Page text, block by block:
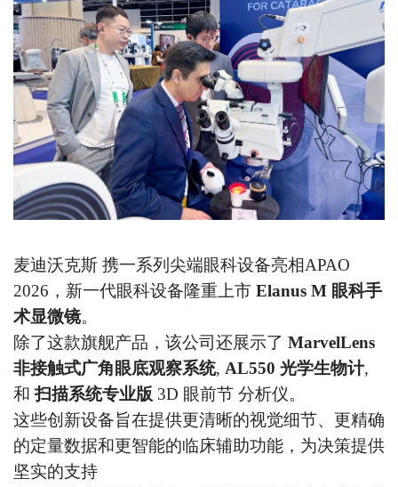
麦迪沃克斯 携一系列尖端眼科设备亮相APAO
2026，新一代眼科设备隆重上市 Elanus M 眼科手
术显微镜。
除了这款旗舰产品，该公司还展示了 MarvelLens
非接触式广角眼底观察系统, AL550 光学生物计,
和扫描系统专业版 3D 眼前节 分析仪。
这些创新设备旨在提供更清晰的视觉细节、更精确
的定量数据和更智能的临床辅助功能，为决策提供
坚实的支持